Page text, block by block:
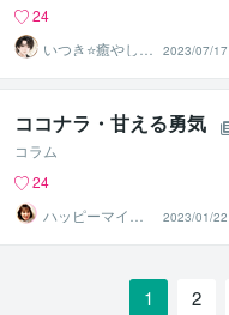
24
いつき⭐️癒やし声
のお話相手
2023/07/17
ココナラ・甘える勇気
コラム
24
ハッピーマイン
ド潜在意識セラ
ピストあこみ
2023/01/22
1 2